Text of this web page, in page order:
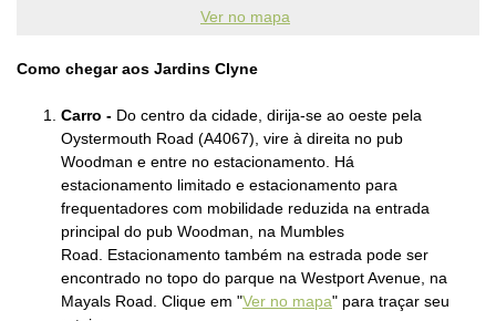
Ver no mapa
Como chegar aos Jardins Clyne
Carro - Do centro da cidade, dirija-se ao oeste pela
Oystermouth Road (A4067), vire à direita no pub
Woodman e entre no estacionamento. Há
estacionamento limitado e estacionamento para
frequentadores com mobilidade reduzida na entrada
principal do pub Woodman, na Mumbles
Road.
Estacionamento também na estrada pode ser
encontrado no topo do parque na Westport Avenue, na
Mayals Road. Clique em "Ver no mapa" para traçar seu